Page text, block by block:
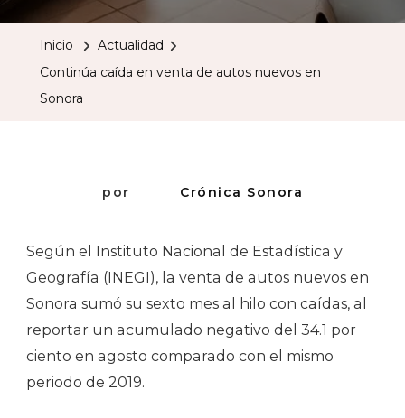
Inicio
Actualidad
Continúa caída en venta de autos nuevos en
Sonora
por Crónica Sonora
Según el Instituto Nacional de Estadística y
Geografía (INEGI), la venta de autos nuevos en
Sonora sumó su sexto mes al hilo con caídas, al
reportar un acumulado negativo del 34.1 por
ciento en agosto comparado con el mismo
periodo de 2019.